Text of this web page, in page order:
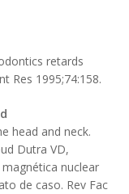
retards
Res 1995;74:158.
head and neck.
Dutra VD,
nuclear
de caso. Rev Fac